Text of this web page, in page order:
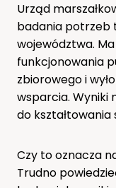
Urząd
badania potrzeb
województwa.
funkcjonowania
zbiorowego i
wsparcia. Wyniki
do kształtowania
Czy to oznacza
Trudno